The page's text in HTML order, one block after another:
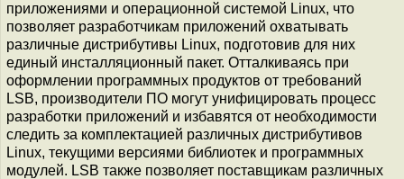
приложениями и операционной системой Linux, что
позволяет разработчикам приложений охватывать
различные дистрибутивы Linux, подготовив для них
единый инсталляционный пакет. Отталкиваясь при
оформлении программных продуктов от требований
LSB, производители ПО могут унифицировать процесс
разработки приложений и избавятся от необходимости
следить за комплектацией различных дистрибутивов
Linux, текущими версиями библиотек и программных
модулей. LSB также позволяет поставщикам различных